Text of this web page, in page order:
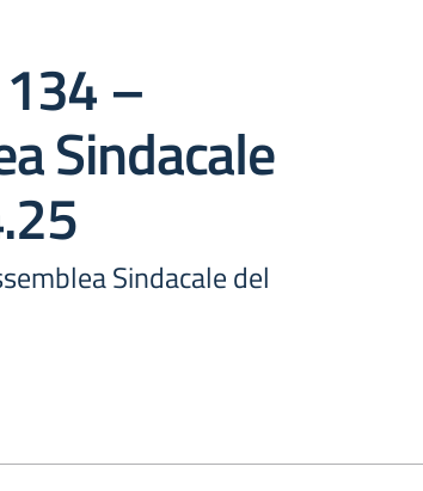
–
Sindacale
Sindacale del